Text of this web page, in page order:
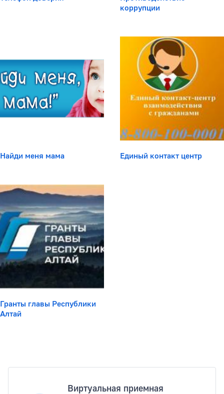
коррупции
Найди меня мама Единый контакт центр
Гранты главы Республики
Алтай
Виртуальная приемная